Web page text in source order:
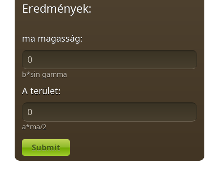
Eredmények:
ma magasság:
b*sin gamma
A terület:
a*ma/2
Submit